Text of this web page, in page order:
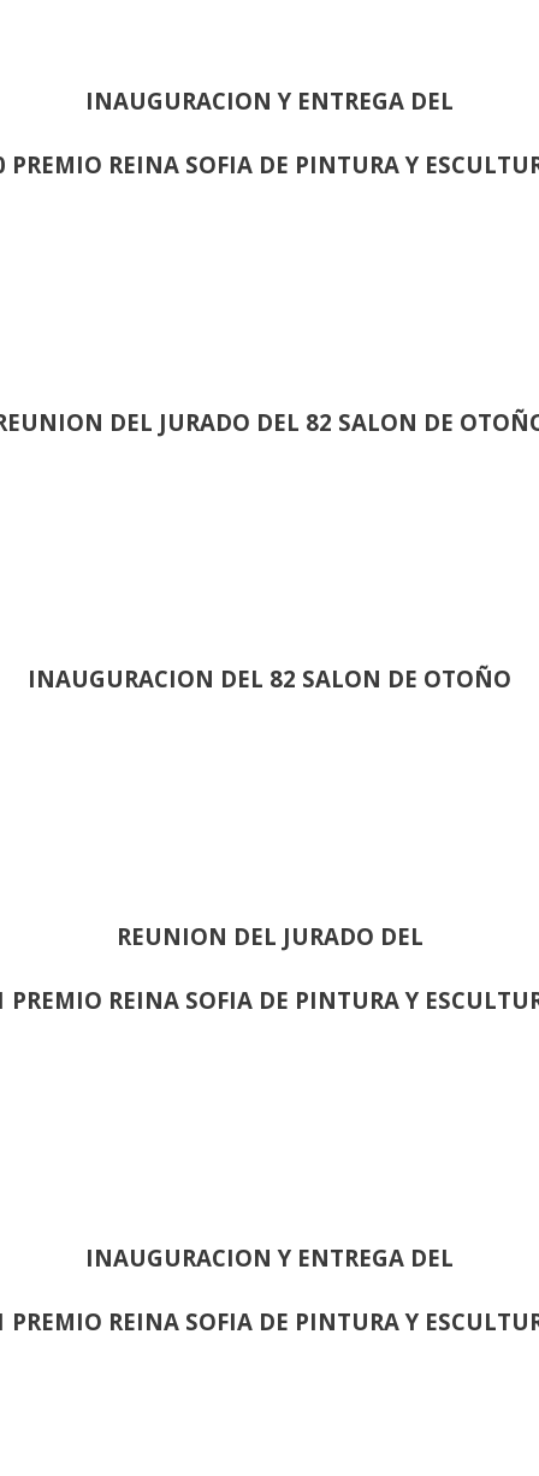
INAUGURACION Y ENTREGA DEL
PREMIO REINA SOFIA DE PINTURA Y
DEL JURADO DEL 82 SALON DE
INAUGURACION DEL 82 SALON DE OTOÑO
REUNION DEL JURADO DEL
PREMIO REINA SOFIA DE PINTURA Y
INAUGURACION Y ENTREGA DEL
PREMIO REINA SOFIA DE PINTURA Y